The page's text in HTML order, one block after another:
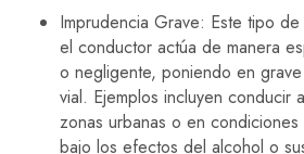
Imprudencia Grave: Este tipo
el conductor actúa de manera
o negligente, poniendo en
vial. Ejemplos incluyen conducir
zonas urbanas o en condiciones
bajo los efectos del alcohol o